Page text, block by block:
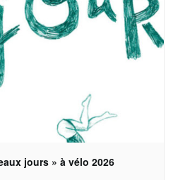
jours » à vélo 2026